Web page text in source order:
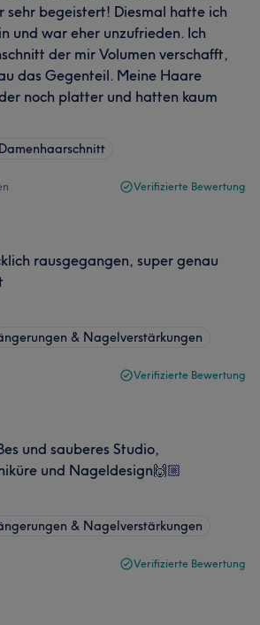
sehr begeistert! Diesmal hatte ich
und war eher unzufrieden. Ich
der mir Volumen verschafft,
das Gegenteil. Meine Haare
noch platter und hatten kaum
Damenhaarschnitt
Verifizierte Bewertung
rausgegangen, super genau
& Nagelverstärkungen
Verifizierte Bewertung
und sauberes Studio,
und Nageldesign🙌🏼
& Nagelverstärkungen
Verifizierte Bewertung